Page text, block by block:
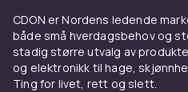
CDON er Nordens ledende
både små hverdagsbehov og
stadig større utvalg av
og elektronikk til hage,
Ting for livet, rett og slett.